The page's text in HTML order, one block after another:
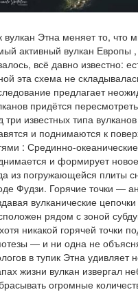
вулкан Этна меняет то,
активный вулкан Европы
всё давно известно:
эта схема не
предлагает
придётся
три известных типа
и поднимаются к
: Срединно-
и формирует
из погружающейся плиты
Фудзи. Горячие точки —
вулканические
рядом с зоной
никакой горячей точки
— и ни одна не
в тупик Этна
жизни вулкан извергал
огромные